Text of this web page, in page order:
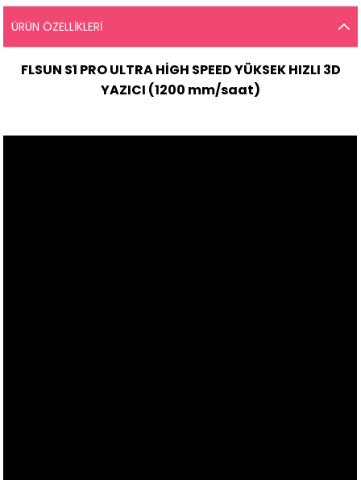
ÜRÜN ÖZELLIKLERI
FLSUN S1 PRO ULTRA HİGH SPEED YÜKSEK HIZLI 3D
YAZICI (1200 mm/saat)